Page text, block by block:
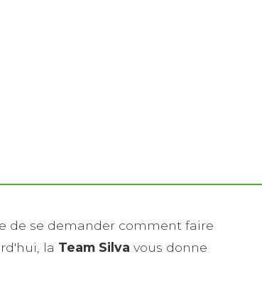
de se demander comment faire
la Team Silva vous donne